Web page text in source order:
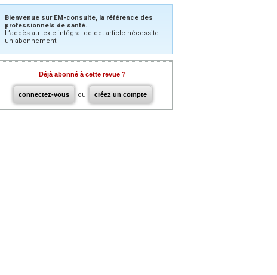
Bienvenue sur EM-consulte, la référence des
professionnels de santé.
L’accès au texte intégral de cet article nécessite
un abonnement.
Déjà abonné à cette revue ?
connectez-vous ou créez un compte